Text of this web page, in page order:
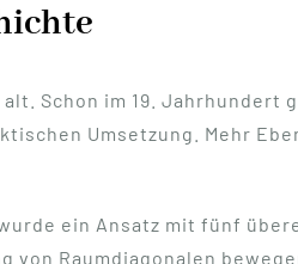
Schon im 19. Jahrhundert
Umsetzung. Mehr
ein Ansatz mit fünf
Raumdiagonalen